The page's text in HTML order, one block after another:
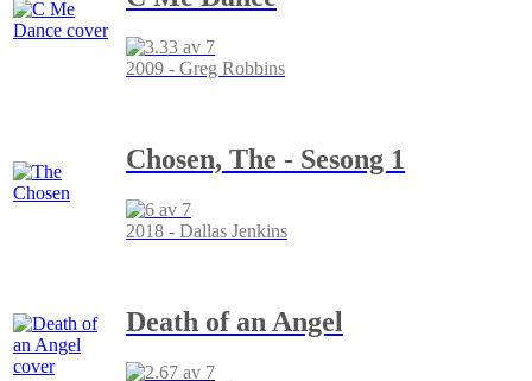
2009 - Greg Robbins
Chosen, The - Sesong 1
2018 - Dallas Jenkins
Death of an Angel